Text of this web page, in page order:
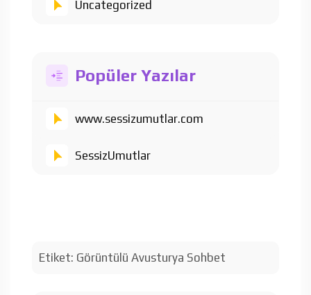
Uncategorized
Popüler Yazılar
www.sessizumutlar.com
SessizUmutlar
Etiket: Görüntülü Avusturya Sohbet